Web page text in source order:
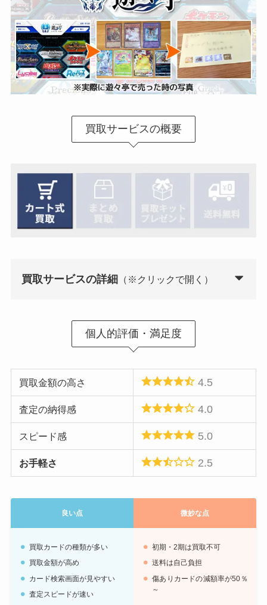
買取サービスの概要
買取サービスの詳細 （※クリックで開く）
買取キットの送
なし
送料 自己負担
査定期間 商品到着後3営業日以内
査定結果の詳細
キャンセル時の
返送料500円～
振込手数料
基本無料 ※ATM受取の場合
買取対象のタイト
ル数
21種類（遊戯王含む）
個人的評価・満足度
買取金額の高さ 4.5
査定の納得感 4.0
スピード感 5.0
お手軽さ 2.5
良い点 微妙な点
買取カードの種類が多い
買取金額が高め
カード検索画面が見やすい
査定スピードが速い
初期・2期は買取不可
送料は自己負担
傷ありカードの減額率が50％
～